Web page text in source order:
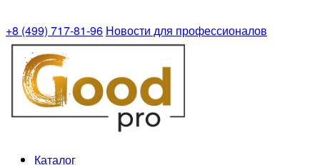
+8 (499) 717-81-96 Новости для профессионалов
Каталог